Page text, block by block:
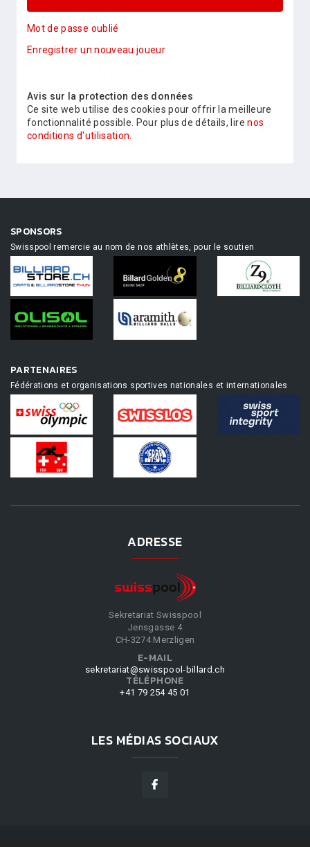
Mot de passe oublié
Enregistrer un nouveau joueur
Avis sur la protection des données
Ce site web utilise des cookies pour offrir la meilleure
fonctionnalité possible. Pour plus de détails, lirenos
conditions d'utilisation.
SPONSORS
Swisspool remercie au nom de nos athlètes, pour le soutien
PARTENAIRES
Fédérations et organisations sportives nationales et internationales
ADRESSE
Sekretariat Swisspool
Jensgasse 4
CH-3274 Merzligen
E-MAIL
sekretariat@swisspool-billard.ch
TÉLÉPHONE
+41 79 254 45 01
LES MÉDIAS SOCIAUX